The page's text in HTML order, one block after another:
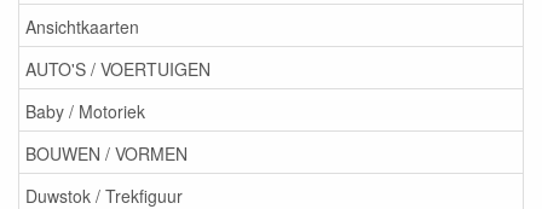
Ansichtkaarten
AUTO'S / VOERTUIGEN
Baby / Motoriek
BOUWEN / VORMEN
Duwstok / Trekfiguur